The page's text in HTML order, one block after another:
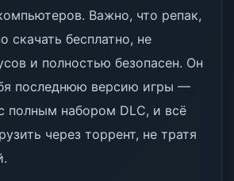
Важно, что репак,
скачать бесплатно, не
и полностью безопасен. Он
последнюю версию игры —
полным набором DLC, и всё
через торрент, не тратя